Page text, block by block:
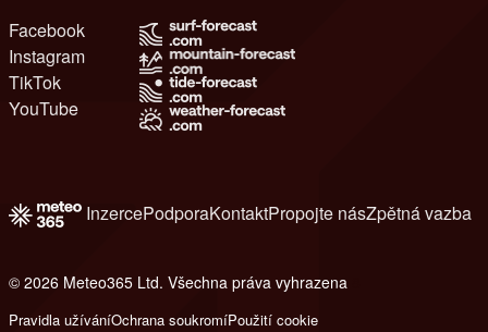
Facebook
Instagram
TikTok
YouTube
InzercePodporaKontaktPropojte násZpětná vazba
© 2026 Meteo365 Ltd. Všechna práva vyhrazena
Pravidla užíváníOchrana soukromíPoužití cookie